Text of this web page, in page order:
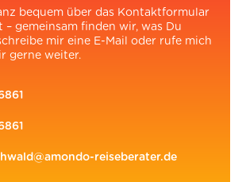
bequem über das Kontaktformular
– gemeinsam finden wir, was Du
mir eine E-Mail oder rufe mich
gerne weiter.
reiseberater.de